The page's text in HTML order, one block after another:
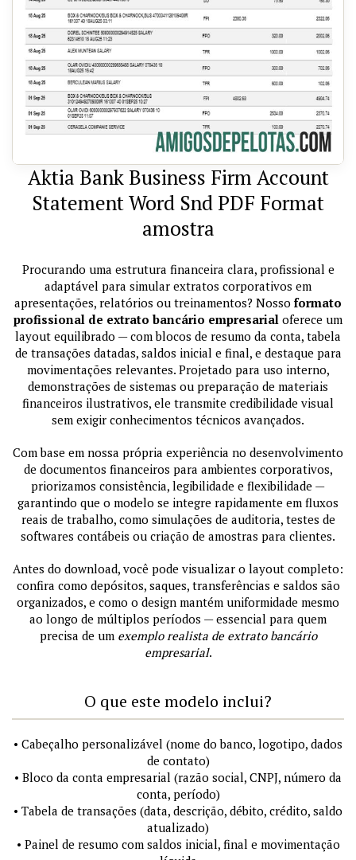
Aktia Bank Business Firm Account
Statement Word Snd PDF Format
amostra
Procurando uma estrutura financeira clara, profissional e
adaptável para simular extratos corporativos em
apresentações, relatórios ou treinamentos? Nosso formato
profissional de extrato bancário empresarial oferece um
layout equilibrado — com blocos de resumo da conta, tabela
de transações datadas, saldos inicial e final, e destaque para
movimentações relevantes. Projetado para uso interno,
demonstrações de sistemas ou preparação de materiais
financeiros ilustrativos, ele transmite credibilidade visual
sem exigir conhecimentos técnicos avançados.
Com base em nossa própria experiência no desenvolvimento
de documentos financeiros para ambientes corporativos,
priorizamos consistência, legibilidade e flexibilidade —
garantindo que o modelo se integre rapidamente em fluxos
reais de trabalho, como simulações de auditoria, testes de
softwares contábeis ou criação de amostras para clientes.
Antes do download, você pode visualizar o layout completo:
confira como depósitos, saques, transferências e saldos são
organizados, e como o design mantém uniformidade mesmo
ao longo de múltiplos períodos — essencial para quem
precisa de um exemplo realista de extrato bancário
empresarial.
O que este modelo inclui?
• Cabeçalho personalizável (nome do banco, logotipo, dados
de contato)
• Bloco da conta empresarial (razão social, CNPJ, número da
conta, período)
• Tabela de transações (data, descrição, débito, crédito, saldo
atualizado)
• Painel de resumo com saldos inicial, final e movimentação